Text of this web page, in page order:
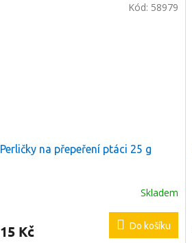
Perličky na přepeření ptáci 25 g
Skladem
15 Kč Do košíku
Kód: 58979